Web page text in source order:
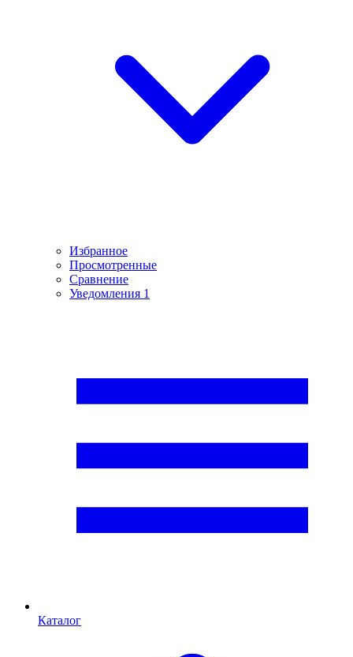
Избранное
Просмотренные
Сравнение
Уведомления 1
Каталог